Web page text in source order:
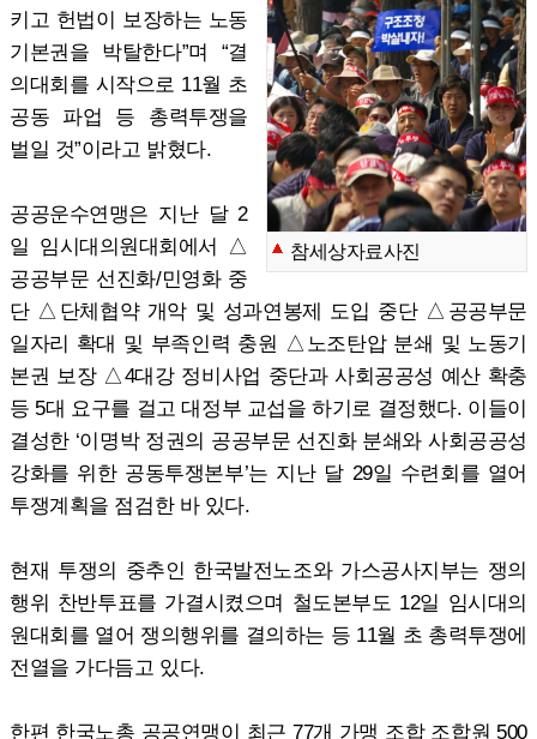
참세상자료사진
키고 헌법이 보장하는 노동
기본권을 박탈한다”며 “결
의대회를 시작으로 11월 초
공동 파업 등 총력투쟁을
벌일 것”이라고 밝혔다.
공공운수연맹은 지난 달 2
일 임시대의원대회에서 △
공공부문 선진화/민영화 중
단 △단체협약 개악 및 성과연봉제 도입 중단 △공공부문
일자리 확대 및 부족인력 충원 △노조탄압 분쇄 및 노동기
본권 보장 △4대강 정비사업 중단과 사회공공성 예산 확충
등 5대 요구를 걸고 대정부 교섭을 하기로 결정했다. 이들이
결성한 ‘이명박 정권의 공공부문 선진화 분쇄와 사회공공성
강화를 위한 공동투쟁본부’는 지난 달 29일 수련회를 열어
투쟁계획을 점검한 바 있다.
현재 투쟁의 중추인 한국발전노조와 가스공사지부는 쟁의
행위 찬반투표를 가결시켰으며 철도본부도 12일 임시대의
원대회를 열어 쟁의행위를 결의하는 등 11월 초 총력투쟁에
전열을 가다듬고 있다.
한편 한국노총 공공연맹이 최근 77개 가맹 조합 조합원 500